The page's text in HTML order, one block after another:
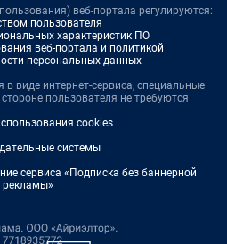
веб-портала регулируются:
пользователя
характеристик ПО
веб-портала и политикой
персональных данных
в виде интернет-сервиса, специальные
пользователя не требуются
cookies
системы
сервиса «Подписка без баннерной
рекламы»